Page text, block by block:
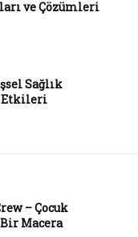
ve Çözümleri
Sağlık
Etkileri
– Çocuk
Macera